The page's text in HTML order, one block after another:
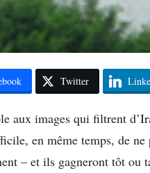
Twitter
aux images qui filtrent
en même temps, de ne
– et ils gagneront tôt ou